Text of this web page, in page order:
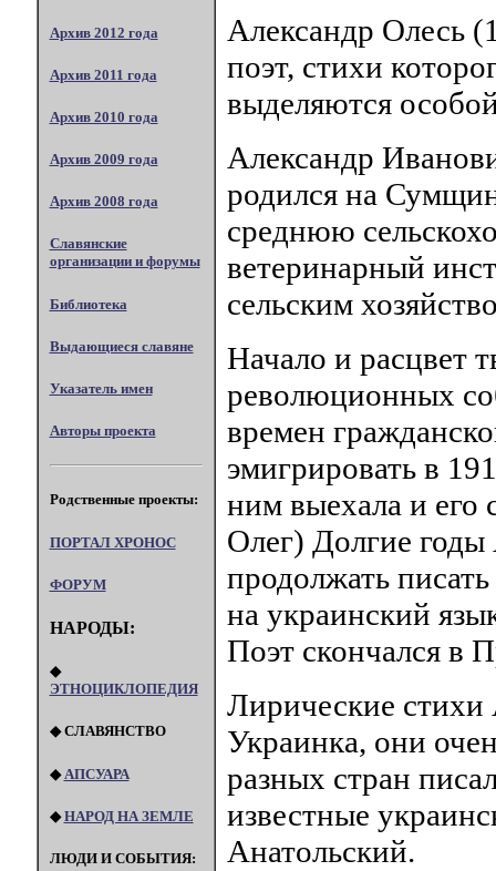
Архив 2012 года
Архив 2011 года
Архив 2010 года
Архив 2009 года
Архив 2008 года
Славянские
организации и форумы
Библиотека
Выдающиеся славяне
Указатель имен
Авторы проекта
Родственные проекты:
ПОРТАЛ XPOHOC
ФОРУМ
НАРОДЫ:
◆
ЭТНОЦИКЛОПЕДИЯ
◆ СЛАВЯНСТВО
◆ АПСУАРА
◆НАРОД НА ЗЕМЛЕ
ЛЮДИ И СОБЫТИЯ:
Александр Олесь
поэт, стихи
выделяются
Александр
родился на
среднюю
ветеринарный
сельским
Начало и расцвет
революционных
времен
эмигрировать в
ним выехала и его
Олег) Долгие
продолжать
на украинский
Поэт скончался в
Лирические стихи
Украинка, они
разных стран
известные
Анатольский.